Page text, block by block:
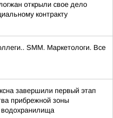
открыли свое дело
контракту
SMM. Маркетологи. Все
завершили первый этап
прибрежной зоны
водохранилища